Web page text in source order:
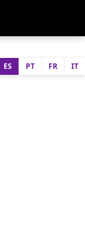
ES PT FR IT